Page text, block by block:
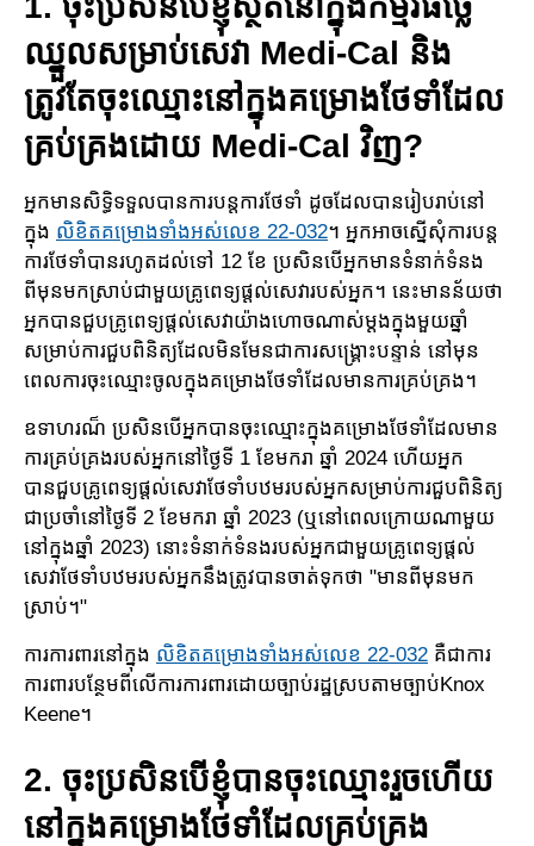
ឈ្នួលសម្រាប់សេវា Medi-Cal និង​
ត្រូវតែចុះឈ្មោះនៅក្នុងគម្រោងថែទាំដែល
គ្រប់គ្រងដោយ Medi-Cal វិញ?
អ្នកមានសិទ្ធិទទួលបានការបន្តការថែទាំ ដូចដែលបានរៀបរាប់នៅ
ក្នុង លិខិតគម្រោង​ទាំងអស់លេខ 22-032​។ អ្នកអាចស្នើសុំការបន្ត
ការថែទាំបានរហូតដល់ទៅ 12 ខែ ប្រសិន​បើ​អ្នក​មានទំនាក់ទំនង​
ពីមុន​មក​ស្រាប់​ជា​មួយ​គ្រូពេទ្យផ្តល់សេវារបស់អ្នក។ នេះមានន័យថា
អ្នកបានជួបគ្រូពេទ្យ​ផ្តល់​សេវា​យ៉ាង​ហោច​ណាស់​ម្តង​ក្នុង​មួយឆ្នាំ
សម្រាប់ការជួបពិនិត្យ​ដែល​មិនមែនជាការសង្គ្រោះ​បន្ទាន់ នៅមុន
ពេលការ​ចុះ​ឈ្មោះ​ចូល​ក្នុង​គម្រោងថែទាំដែលមាន​ការ​គ្រប់គ្រង។
ឧទាហរណ៏ ប្រសិនបើអ្នកបានចុះឈ្មោះក្នុងគម្រោងថែទាំដែលមាន​
ការ​គ្រប់គ្រងរបស់អ្នកនៅថ្ងៃទី 1 ខែ​មករា​ ឆ្នាំ 2024 ហើយអ្នក
បានជួប​គ្រូពេទ្យផ្តល់សេវាថែទាំបឋម​របស់អ្នកសម្រាប់ការ​ជួប​ពិនិត្យ​
ជាប្រចាំ​នៅ​ថ្ងៃទី 2 ខែមករា ឆ្នាំ 2023 (ឬនៅពេលក្រោយណាមួយ​
នៅក្នុងឆ្នាំ 2023) នោះ​ទំនាក់ទំនងរបស់អ្នកជា​មួយ​​គ្រូពេទ្យ​ផ្តល់
សេវាថែទាំបឋមរបស់អ្នកនឹងត្រូវបានចាត់ទុកថា "មានពីមុនមក
ស្រាប់។"
ការ​ការពារនៅក្នុង លិខិតគម្រោងទាំងអស់លេខ 22-032 គឺជា​ការ
ការពារ​​បន្ថែមពី​លើ​ការការពារដោយ​ច្បាប់​រដ្ឋ​ស្របតាម​ច្បាប់Knox
Keene។
2. ចុះប្រសិនបើខ្ញុំបានចុះឈ្មោះរួចហើយ
នៅក្នុងគម្រោង​ថែទាំដែល​គ្រប់​គ្រង​